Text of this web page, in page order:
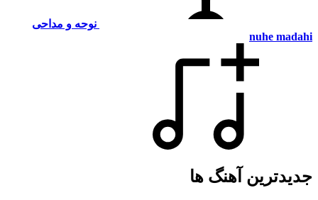
نوحه و مداحی
nuhe madahi
جدیدترین آهنگ ها